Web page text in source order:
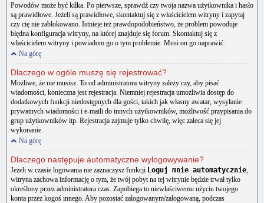
Powodów może być kilka. Po pierwsze, sprawdź czy twoja nazwa użytkownika i hasło
są prawidłowe. Jeżeli są prawidłowe, skontaktuj się z właścicielem witryny i zapytaj
czy cię nie zablokowano. Istnieje też prawdopodobieństwo, że problem powoduje
błędna konfiguracja witryny, na której znajduje się forum. Skontaktuj się z
właścicielem witryny i powiadom go o tym problemie. Musi on go naprawić.
Na górę
Dlaczego w ogóle muszę się rejestrować?
Możliwe, że nie musisz. To od administratora witryny zależy czy, aby pisać
wiadomości, konieczna jest rejestracja. Niemniej rejestracja umożliwia dostęp do
dodatkowych funkcji niedostępnych dla gości, takich jak własny awatar, wysyłanie
prywatnych wiadomości i e-maili do innych użytkowników, możliwość przypisania do
grup użytkowników itp. Rejestracja zajmuje tylko chwilę, więc zaleca się jej
wykonanie.
Na górę
Dlaczego następuje automatyczne wylogowywanie?
Jeżeli w czasie logowania nie zaznaczysz funkcji Loguj mnie automatycznie,
witryna zachowa informację o tym, że twój pobyt na tej witrynie będzie trwał tylko
określony przez administratora czas. Zapobiega to niewłaściwemu użyciu twojego
konta przez kogoś innego. Aby pozostać zalogowanym/zalogowaną, podczas